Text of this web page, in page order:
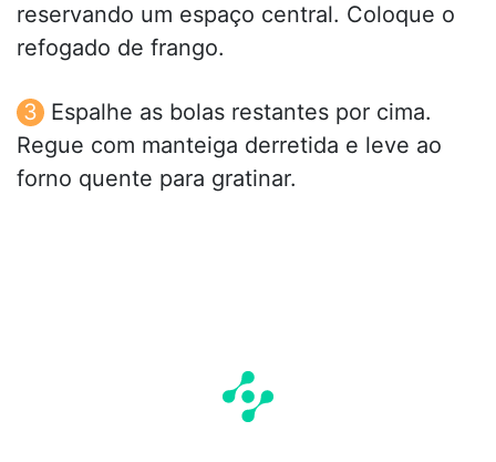
reservando um espaço central. Coloque o
refogado de frango.
Espalhe as bolas restantes por cima.
Regue com manteiga derretida e leve ao
forno quente para gratinar.